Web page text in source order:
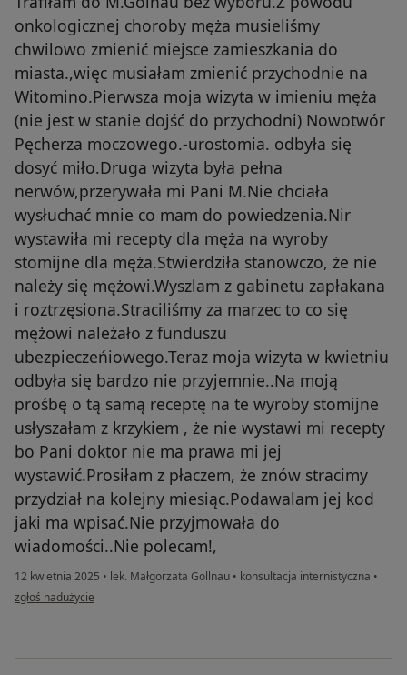
onkologicznej choroby męża musieliśmy
chwilowo zmienić miejsce zamieszkania do
miasta.,więc musiałam zmienić przychodnie na
Witomino.Pierwsza moja wizyta w imieniu męża
(nie jest w stanie dojść do przychodni) Nowotwór
Pęcherza moczowego.-urostomia. odbyła się
dosyć miło.Druga wizyta była pełna
nerwów,przerywała mi Pani M.Nie chciała
wysłuchać mnie co mam do powiedzenia.Nir
wystawiła mi recepty dla męża na wyroby
stomijne dla męża.Stwierdziła stanowczo, że nie
należy się mężowi.Wyszlam z gabinetu zapłakana
i roztrzęsiona.Straciliśmy za marzec to co się
mężowi należało z funduszu
ubezpieczeńiowego.Teraz moja wizyta w kwietniu
odbyła się bardzo nie przyjemnie..Na moją
prośbę o tą samą receptę na te wyroby stomijne
usłyszałam z krzykiem , że nie wystawi mi recepty
bo Pani doktor nie ma prawa mi jej
wystawić.Prosiłam z płaczem, że znów stracimy
przydział na kolejny miesiąc.Podawalam jej kod
jaki ma wpisać.Nie przyjmowała do
wiadomości..Nie polecam!,
12 kwietnia 2025 • lek. Małgorzata Gollnau • konsultacja internistyczna •
w opinii użytkownika Iwona.Witomino.
zgłoś nadużycie